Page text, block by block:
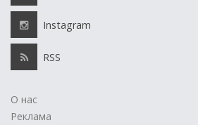
Instagram
RSS
О нас
Реклама